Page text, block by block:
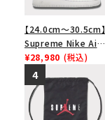
【24.0cm～30.5cm】
Supreme Nike Air
Force 1 Low シュプ
リーム ナイキエアフォ
ース１スニーカー シ
ューズ ホワイト
¥28,980 (税込)